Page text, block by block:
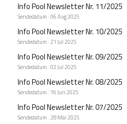
Info Pool Newsletter Nr. 11/2025
Sendedatum : 06 Aug 2025
Info Pool Newsletter Nr. 10/2025
Sendedatum : 21 Jul 2025
Info Pool Newsletter Nr. 09/2025
Sendedatum : 02 Jul 2025
Info Pool Newsletter Nr. 08/2025
Sendedatum : 16 Jun 2025
Info Pool Newsletter Nr. 07/2025
Sendedatum : 28 Mai 2025